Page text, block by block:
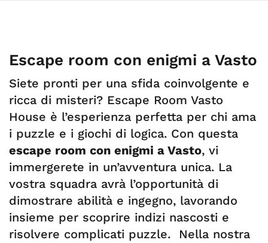
Escape room con enigmi a Vasto
Siete pronti per una sfida coinvolgente e
ricca di misteri? Escape Room Vasto
House è l’esperienza perfetta per chi ama
i puzzle e i giochi di logica. Con questa
escape room con enigmi a Vasto, vi
immergerete in un’avventura unica. La
vostra squadra avrà l’opportunità di
dimostrare abilità e ingegno, lavorando
insieme per scoprire indizi nascosti e
risolvere complicati puzzle. Nella nostra